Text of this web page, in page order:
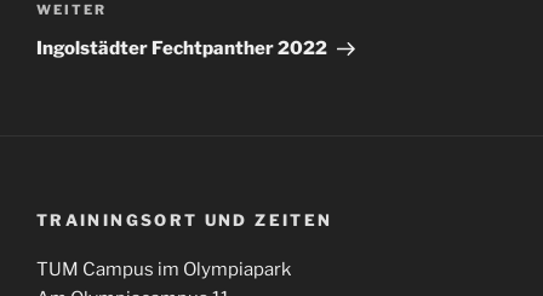
Nächster
Beitrag
WEITER
Ingolstädter Fechtpanther 2022
TRAININGSORT UND ZEITEN
TUM Campus im Olympiapark